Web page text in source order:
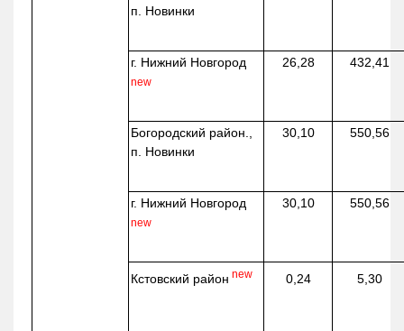
п. Новинки
г. Нижний Новгород
new
26,28 432,41
Богородский район.,
п. Новинки
30,10 550,56
г. Нижний Новгород
new
30,10 550,56
Кстовский район new 0,24 5,30